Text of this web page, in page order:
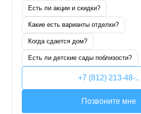
Есть ли акции и скидки?
Какие есть варианты отделки?
Когда сдается дом?
Есть ли детские сады поблизости?
+7 (812) 213-48-..
Позвоните мне